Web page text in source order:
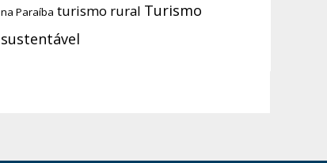
na Paraíba turismo rural Turismo
sustentável